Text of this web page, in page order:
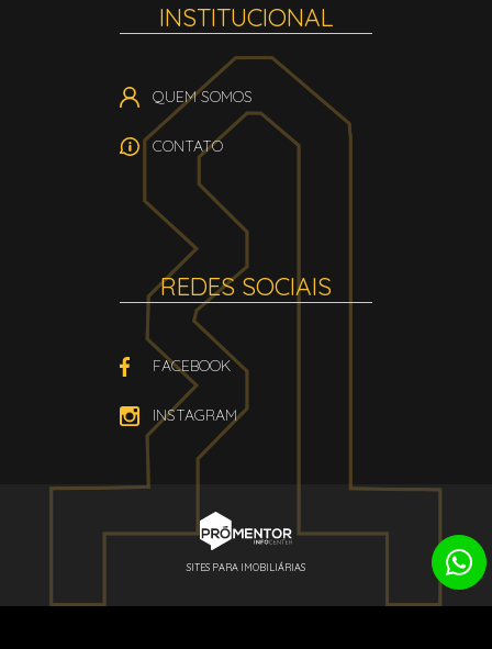
INSTITUCIONAL
QUEM SOMOS
CONTATO
REDES SOCIAIS
FACEBOOK
INSTAGRAM
SITES PARA IMOBILIÁRIAS